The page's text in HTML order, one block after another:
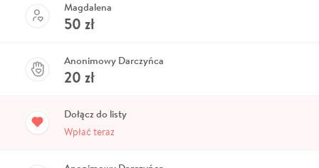
Magdalena
50 zł
Anonimowy Darczyńca
20 zł
Dołącz do listy
Wpłać teraz